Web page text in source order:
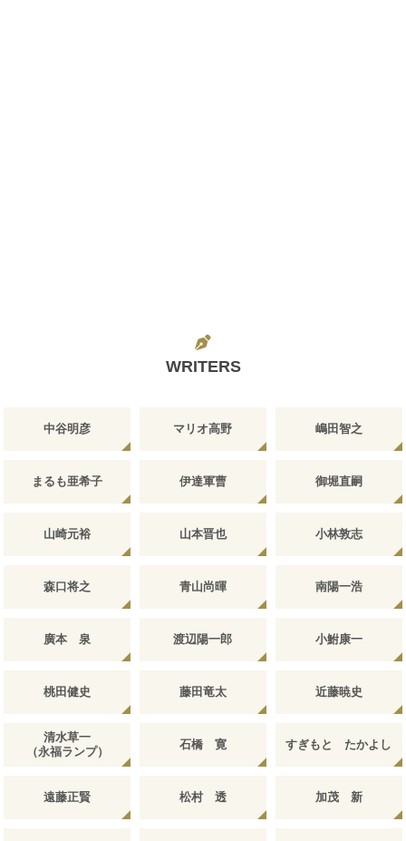
WRITERS
中谷明彦 マリオ高野 嶋田智之
まるも亜希子 伊達軍曹 御堀直嗣
山崎元裕 山本晋也 小林敦志
森口将之 青山尚暉 南陽一浩
廣本 泉 渡辺陽一郎 小鮒康一
桃田健史 藤田竜太 近藤暁史
清水草一
（永福ランプ）
石橋 寛 すぎもと たかよし
遠藤正賢 松村 透 加茂 新